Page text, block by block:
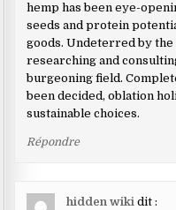
hemp has been eye-
seeds and protein
goods. Undeterred by
researching and
burgeoning field.
been decided, oblation
sustainable choices.
Répondre
hidden wiki dit :